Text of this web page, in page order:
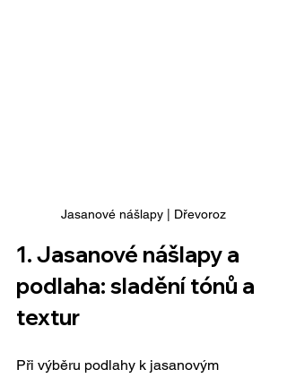
Jasanové nášlapy | Dřevoroz
1. Jasanové nášlapy a
podlaha: sladění tónů a
textur
Při výběru podlahy k jasanovým